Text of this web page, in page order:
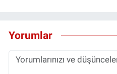
Yorumlar